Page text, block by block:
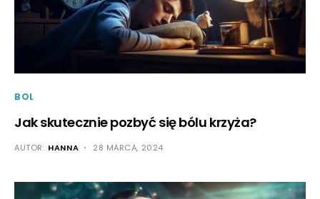
BOL
Jak skutecznie pozbyć się bólu krzyża?
AUTOR: HANNA 28 MARCA, 2024